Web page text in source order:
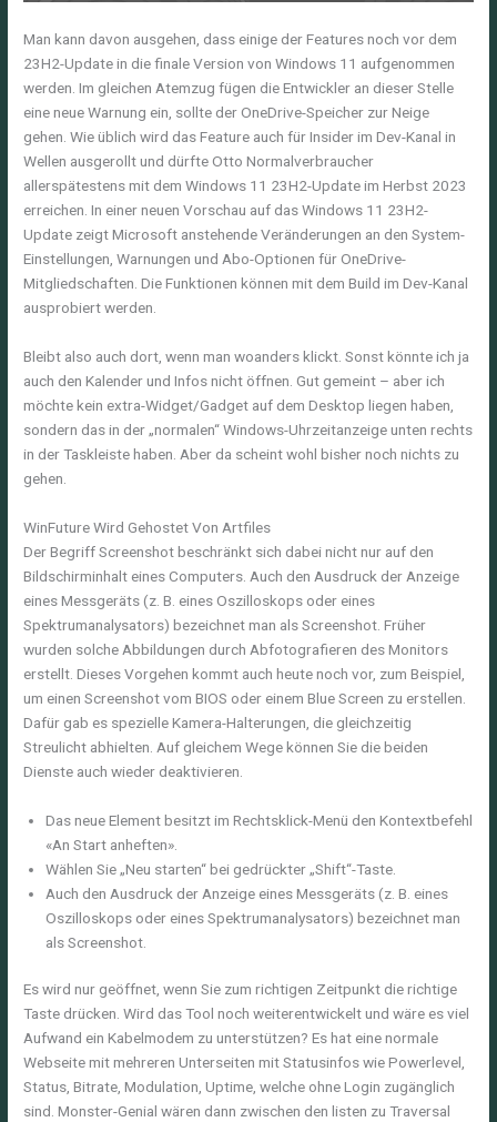
Man kann davon ausgehen, dass einige der Features noch vor dem
23H2-Update in die finale Version von Windows 11 aufgenommen
werden. Im gleichen Atemzug fügen die Entwickler an dieser Stelle
eine neue Warnung ein, sollte der OneDrive-Speicher zur Neige
gehen. Wie üblich wird das Feature auch für Insider im Dev-Kanal in
Wellen ausgerollt und dürfte Otto Normalverbraucher
allerspätestens mit dem Windows 11 23H2-Update im Herbst 2023
erreichen. In einer neuen Vorschau auf das Windows 11 23H2-
Update zeigt Microsoft anstehende Veränderungen an den System-
Einstellungen, Warnungen und Abo-Optionen für OneDrive-
Mitgliedschaften. Die Funktionen können mit dem Build im Dev-Kanal
ausprobiert werden.
Bleibt also auch dort, wenn man woanders klickt. Sonst könnte ich ja
auch den Kalender und Infos nicht öffnen. Gut gemeint – aber ich
möchte kein extra-Widget/Gadget auf dem Desktop liegen haben,
sondern das in der „normalen“ Windows-Uhrzeitanzeige unten rechts
in der Taskleiste haben. Aber da scheint wohl bisher noch nichts zu
gehen.
WinFuture Wird Gehostet Von Artfiles
Der Begriff Screenshot beschränkt sich dabei nicht nur auf den
Bildschirminhalt eines Computers. Auch den Ausdruck der Anzeige
eines Messgeräts (z. B. eines Oszilloskops oder eines
Spektrumanalysators) bezeichnet man als Screenshot. Früher
wurden solche Abbildungen durch Abfotografieren des Monitors
erstellt. Dieses Vorgehen kommt auch heute noch vor, zum Beispiel,
um einen Screenshot vom BIOS oder einem Blue Screen zu erstellen.
Dafür gab es spezielle Kamera-Halterungen, die gleichzeitig
Streulicht abhielten. Auf gleichem Wege können Sie die beiden
Dienste auch wieder deaktivieren.
Das neue Element besitzt im Rechtsklick-Menü den Kontextbefehl
«An Start anheften».
Wählen Sie „Neu starten“ bei gedrückter „Shift“-Taste.
Auch den Ausdruck der Anzeige eines Messgeräts (z. B. eines
Oszilloskops oder eines Spektrumanalysators) bezeichnet man
als Screenshot.
Es wird nur geöffnet, wenn Sie zum richtigen Zeitpunkt die richtige
Taste drücken. Wird das Tool noch weiterentwickelt und wäre es viel
Aufwand ein Kabelmodem zu unterstützen? Es hat eine normale
Webseite mit mehreren Unterseiten mit Statusinfos wie Powerlevel,
Status, Bitrate, Modulation, Uptime, welche ohne Login zugänglich
sind. Monster-Genial wären dann zwischen den listen zu Traversal